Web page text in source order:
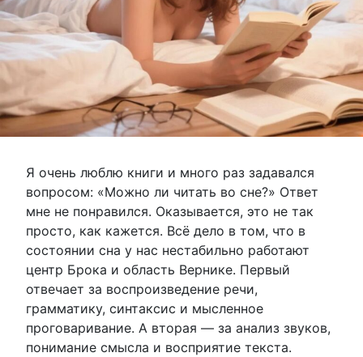
Я очень люблю книги и много раз задавался
вопросом: «Можно ли читать во сне?» Ответ
мне не понравился. Оказывается, это не так
просто, как кажется. Всё дело в том, что в
состоянии сна у нас нестабильно работают
центр Брока и область Вернике. Первый
отвечает за воспроизведение речи,
грамматику, синтаксис и мысленное
проговаривание. А вторая — за анализ звуков,
понимание смысла и восприятие текста.